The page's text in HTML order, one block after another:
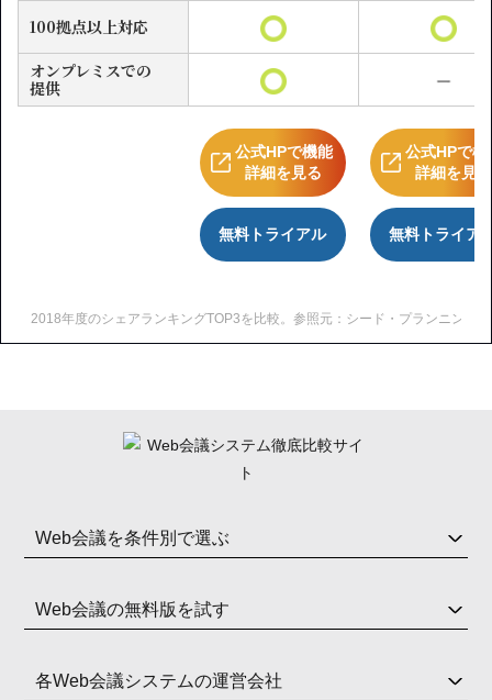
100拠点以上対応
オンプレミスでの
提供
公式HPで機能
詳細を見る
無料トライアル
公式HPで機
詳細を見る
無料トライア
2018年度のシェアランキングTOP3を比較。参照元：シード・プランニン
Web会議を条件別で選ぶ
Web会議の無料版を試す
各Web会議システムの運営会社